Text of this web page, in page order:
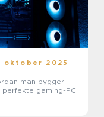
oktober 2025
man bygger
perfekte gaming-PC